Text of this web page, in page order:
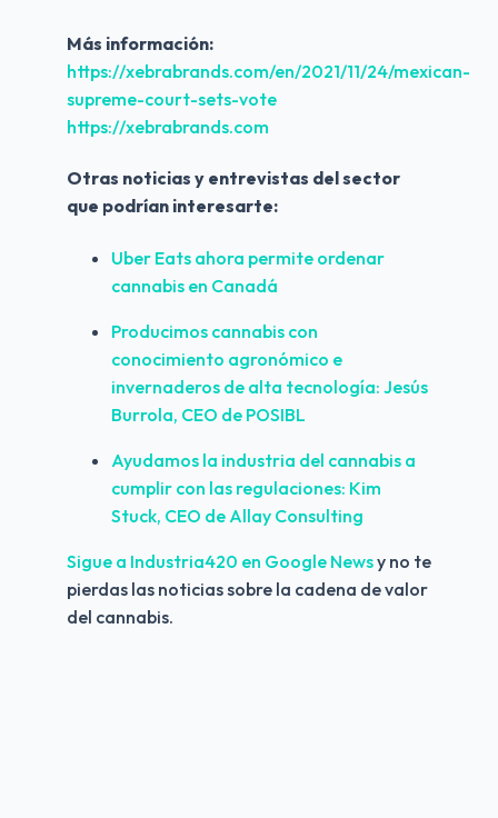
Más información:
https://xebrabrands.com/en/2021/11/24/mexican-
supreme-court-sets-vote
https://xebrabrands.com
Otras noticias y entrevistas del sector
que podrían interesarte:
Uber Eats ahora permite ordenar
cannabis en Canadá
Producimos cannabis con
conocimiento agronómico e
invernaderos de alta tecnología: Jesús
Burrola, CEO de POSIBL
Ayudamos la industria del cannabis a
cumplir con las regulaciones: Kim
Stuck, CEO de Allay Consulting
Sigue a Industria420 en Google News y no te
pierdas las noticias sobre la cadena de valor
del cannabis.